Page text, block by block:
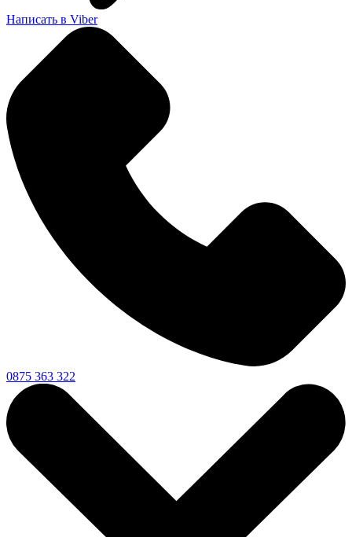
Написать в Viber
0875 363 322